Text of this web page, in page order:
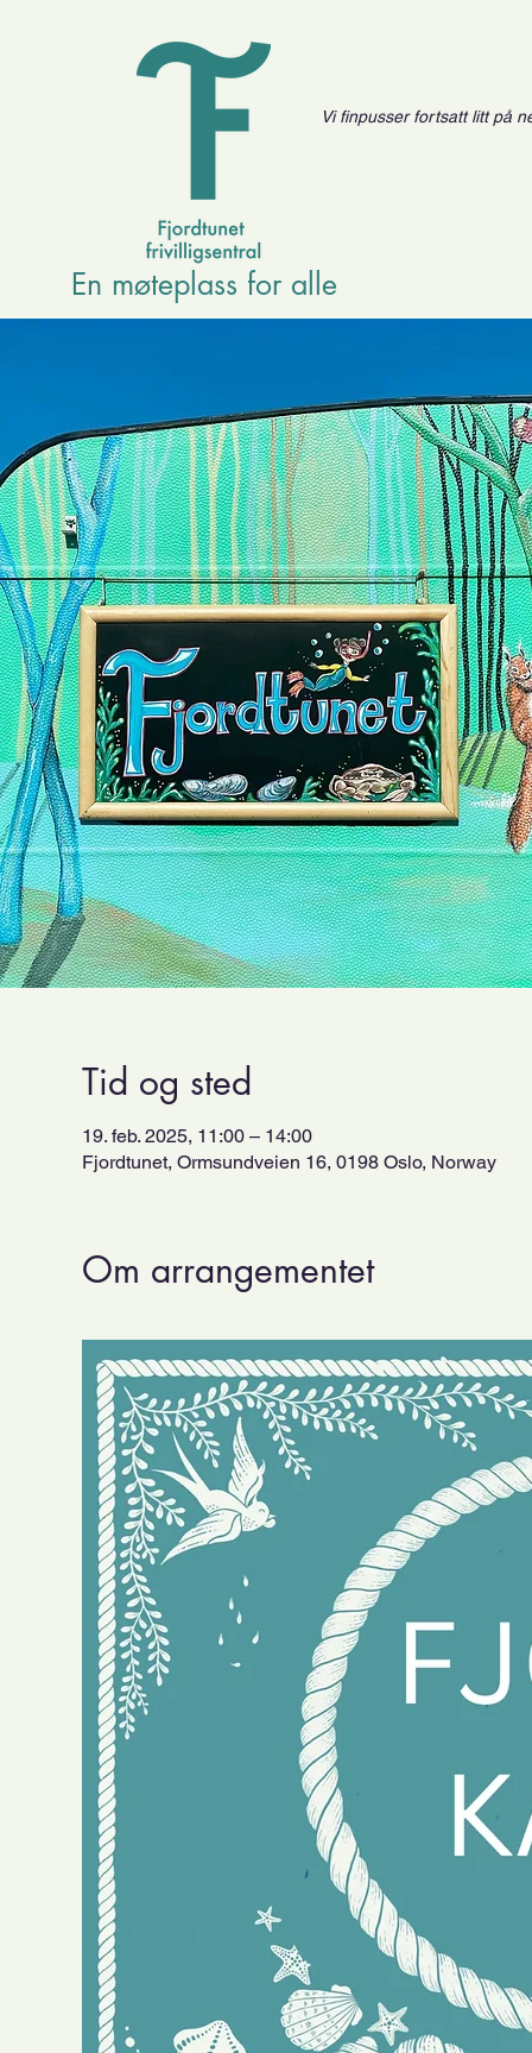
Vi finpusser fortsatt litt på
En møteplass for alle
Tid og sted
19. feb. 2025, 11:00 – 14:00
Fjordtunet, Ormsundveien 16, 0198 Oslo, Norway
Om arrangementet